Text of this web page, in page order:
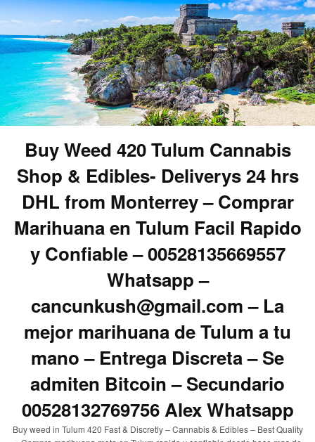
Buy Weed 420 Tulum Cannabis
Shop & Edibles- Deliverys 24 hrs
DHL from Monterrey – Comprar
Marihuana en Tulum Facil Rapido
y Confiable – 00528135669557
Whatsapp –
cancunkush@gmail.com – La
mejor marihuana de Tulum a tu
mano – Entrega Discreta – Se
admiten Bitcoin – Secundario
00528132769756 Alex Whatsapp
Buy weed in Tulum 420 Fast & Discretly – Cannabis & Edibles – Best Quality